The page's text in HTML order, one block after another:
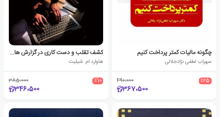
چگونه مالیات کمتر پرداخت کنیم
سهراب لطفی نژادجلالی
٪25 490،000
367،500
کشف تقلب و دست کاری در گزارش های مالی
هاوارد ام. شیلیت
٪10 385،000
346،500